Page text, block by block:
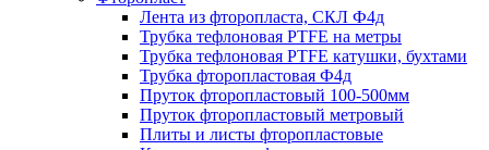
Лента из фторопласта, СКЛ Ф4д
Трубка тефлоновая PTFE на метры
Трубка тефлоновая PTFE катушки, бухтами
Трубка фторопластовая Ф4д
Пруток фторопластовый 100-500мм
Пруток фторопластовый метровый
Плиты и листы фторопластовые